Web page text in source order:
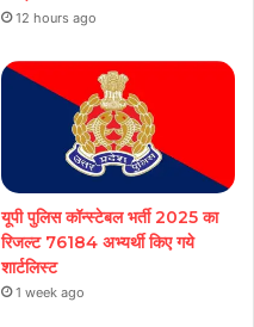
12 hours ago
यूपी पुलिस कॉन्स्टेबल भर्ती 2025 का
रिजल्ट 76184 अभ्यर्थी किए गये
शार्टलिस्ट
1 week ago